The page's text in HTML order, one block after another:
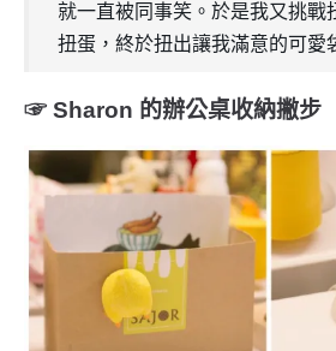
就一直被同事笑。於是我又挑戰
扭蛋，終於扭出讓我滿意的可愛
☞ Sharon 的辦公桌收納撇步